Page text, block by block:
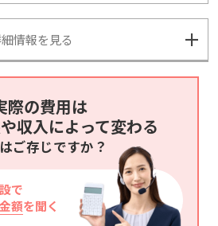
情報を見る
際の費用は
収入によって変わる
ご存じですか？
で
額を聞く